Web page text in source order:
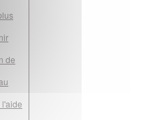
de
l'aide